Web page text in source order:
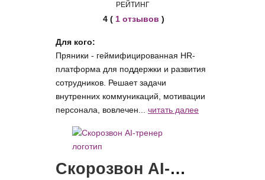
РЕЙТИНГ
4 ( 1 отзывов )
Для кого:
Пряники - геймифицированная HR-
платформа для поддержки и развития
сотрудников. Решает задачи
внутренних коммуникаций, мотивации
персонала, вовлечен... читать далее
Скорозвон AI-тренер